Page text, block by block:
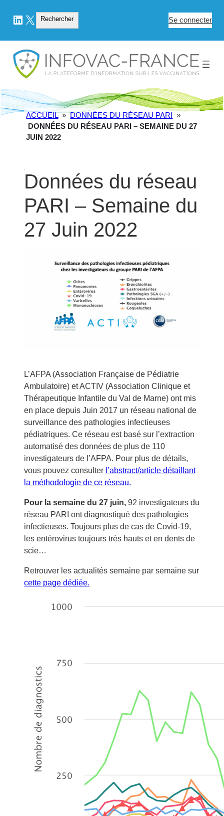
LinkedIn
X Rechercher
Rechercher Se connecter
ACCUEIL » DONNÉES DU RÉSEAU PARI »
DONNÉES DU RÉSEAU PARI – SEMAINE DU 27
JUIN 2022
Données du réseau
PARI – Semaine du
27 Juin 2022
L’AFPA (Association Française de Pédiatrie
Ambulatoire) et ACTIV (Association Clinique et
Thérapeutique Infantile du Val de Marne) ont mis
en place depuis Juin 2017 un réseau national de
surveillance des pathologies infectieuses
pédiatriques. Ce réseau est basé sur l’extraction
automatisé des données de plus de 110
investigateurs de l’AFPA. Pour plus de détails,
vous pouvez consulter l’abstract/article détaillant
la méthodologie de ce réseau.
Pour la semaine du 27 juin, 92 investigateurs du
réseau PARI ont diagnostiqué des pathologies
infectieuses. Toujours plus de cas de Covid-19,
les entérovirus toujours très hauts et en dents de
scie…
Retrouver les actualités semaine par semaine sur
cette page dédiée.